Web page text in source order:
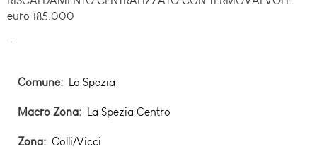
euro 185.000
.
Comune La Spezia
Macro Zona La Spezia Centro
Zona Colli/Vicci